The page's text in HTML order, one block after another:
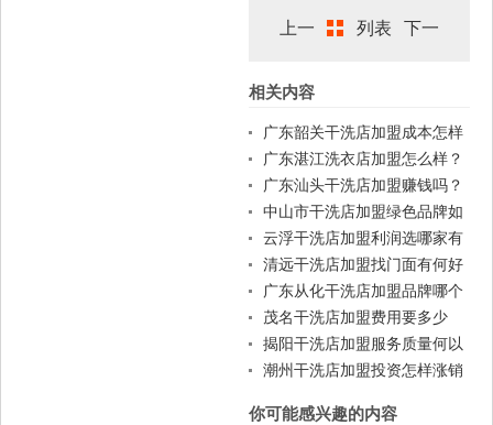
上一
篇
列表 下一
相关内容
广东韶关干洗店加盟成本怎样
控制？
广东湛江洗衣店加盟怎么样？
广东汕头干洗店加盟赚钱吗？
中山市干洗店加盟绿色品牌如
何？
云浮干洗店加盟利润选哪家有
优势？
清远干洗店加盟找门面有何好
建议？
广东从化干洗店加盟品牌哪个
好？
茂名干洗店加盟费用要多少
钱？
揭阳干洗店加盟服务质量何以
保证？
潮州干洗店加盟投资怎样涨销
你可能感兴趣的内容